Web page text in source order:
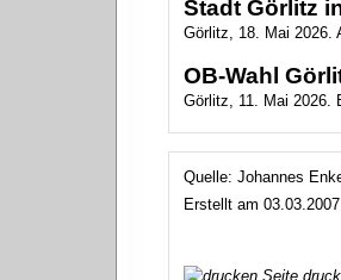
Stadt Görlitz
Görlitz, 18. Mai 2026.
OB-Wahl
Görlitz, 11. Mai 2026.
Quelle: Johannes
Erstellt am
Seite